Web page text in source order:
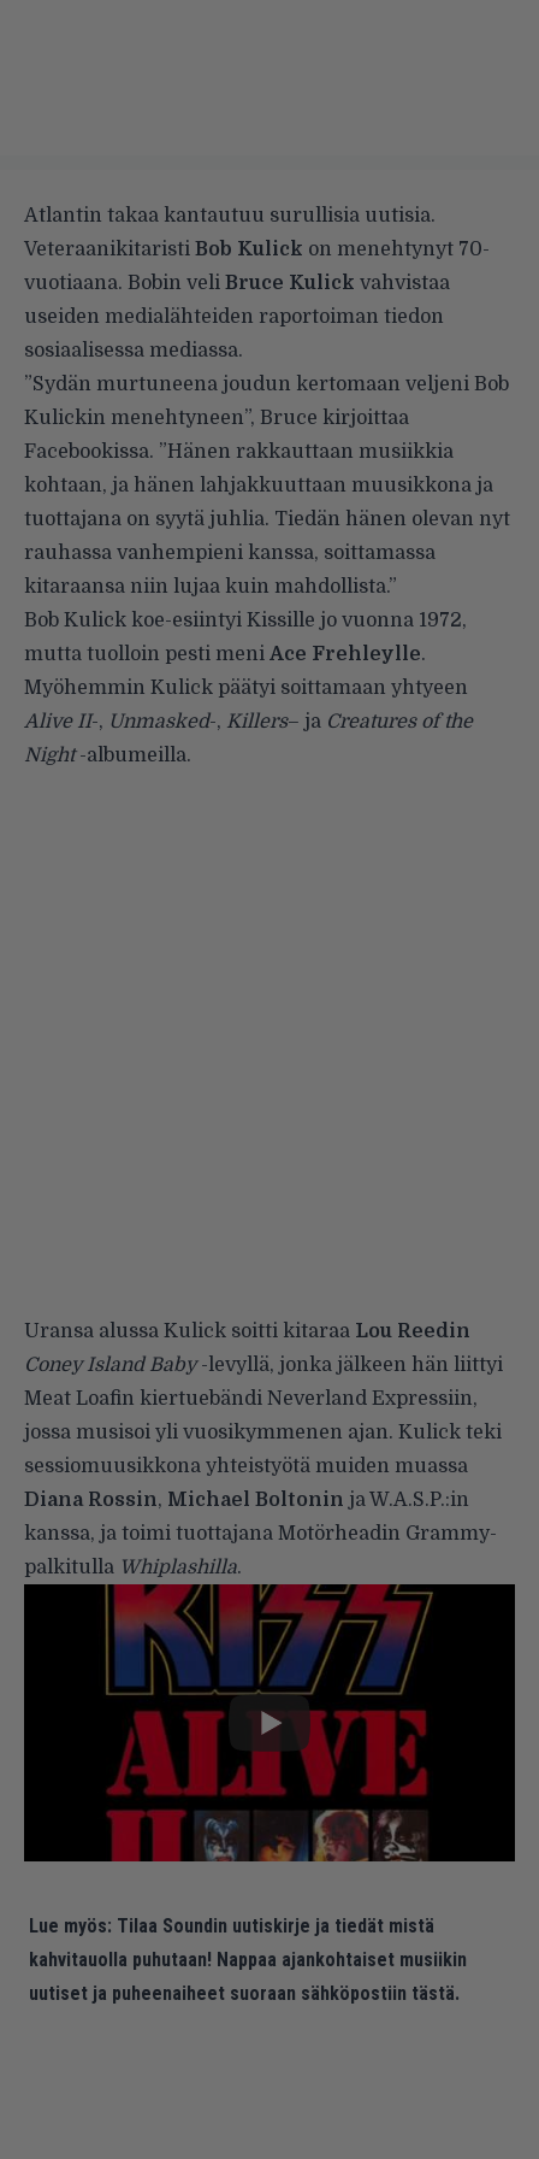
Atlantin takaa kantautuu surullisia uutisia.
Veteraanikitaristi Bob Kulick on menehtynyt 70-
vuotiaana. Bobin veli Bruce Kulick vahvistaa
useiden medialähteiden raportoiman tiedon
sosiaalisessa mediassa.
”Sydän murtuneena joudun kertomaan veljeni Bob
Kulickin menehtyneen”, Bruce kirjoittaa
Facebookissa. ”Hänen rakkauttaan musiikkia
kohtaan, ja hänen lahjakkuuttaan muusikkona ja
tuottajana on syytä juhlia. Tiedän hänen olevan nyt
rauhassa vanhempieni kanssa, soittamassa
kitaraansa niin lujaa kuin mahdollista.”
Bob Kulick koe-esiintyi Kissille jo vuonna 1972,
mutta tuolloin pesti meni Ace Frehleylle.
Myöhemmin Kulick päätyi soittamaan yhtyeen
Alive II-, Unmasked-, Killers– ja Creatures of the
Night-albumeilla.
Uransa alussa Kulick soitti kitaraa Lou Reedin
Coney Island Baby-levyllä, jonka jälkeen hän liittyi
Meat Loafin kiertuebändi Neverland Expressiin,
jossa musisoi yli vuosikymmenen ajan. Kulick teki
sessiomuusikkona yhteistyötä muiden muassa
Diana Rossin, Michael Boltonin ja W.A.S.P.:in
kanssa, ja toimi tuottajana Motörheadin Grammy-
palkitulla Whiplashilla.
Lue myös: Tilaa Soundin uutiskirje ja tiedät mistä
kahvitauolla puhutaan! Nappaa ajankohtaiset musiikin
uutiset ja puheenaiheet suoraan sähköpostiin tästä.